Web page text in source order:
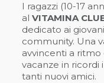
I ragazzi (10-17
alVITAMINA
dedicato ai
community. Una
avvincenti a ritmo
vacanze in
tanti nuovi amici.